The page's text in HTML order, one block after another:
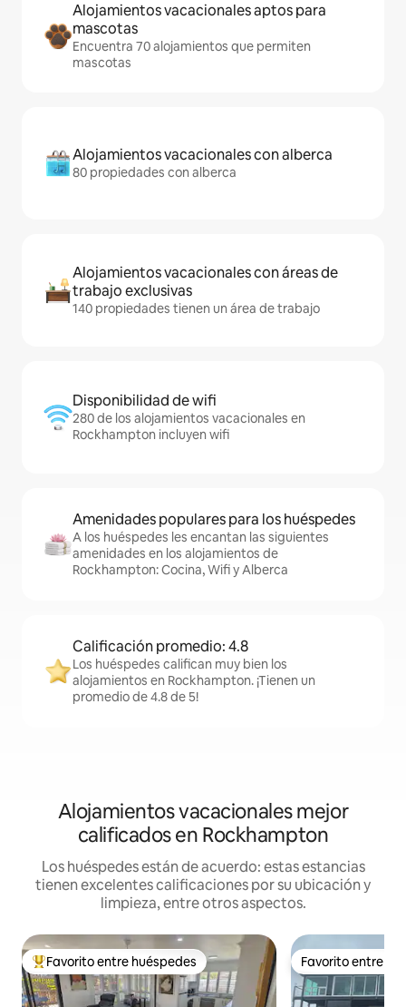
Alojamientos vacacionales aptos para
mascotas
Encuentra 70 alojamientos que permiten
mascotas
Alojamientos vacacionales con alberca
80 propiedades con alberca
Alojamientos vacacionales con áreas de
trabajo exclusivas
140 propiedades tienen un área de trabajo
Disponibilidad de wifi
280 de los alojamientos vacacionales en
Rockhampton incluyen wifi
Amenidades populares para los huéspedes
A los huéspedes les encantan las siguientes
amenidades en los alojamientos de
Rockhampton: Cocina, Wifi y Alberca
Calificación promedio: 4.8
Los huéspedes califican muy bien los
alojamientos en Rockhampton. ¡Tienen un
promedio de 4.8 de 5!
Alojamientos vacacionales mejor
calificados en Rockhampton
Los huéspedes están de acuerdo: estas estancias
tienen excelentes calificaciones por su ubicación y
limpieza, entre otros aspectos.
De los mejores en Favorito entre huéspedes
Favorito entre huéspedes Favorito entre
Favorito entre